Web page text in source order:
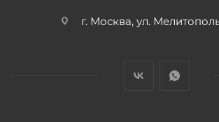
г. Москва, ул.